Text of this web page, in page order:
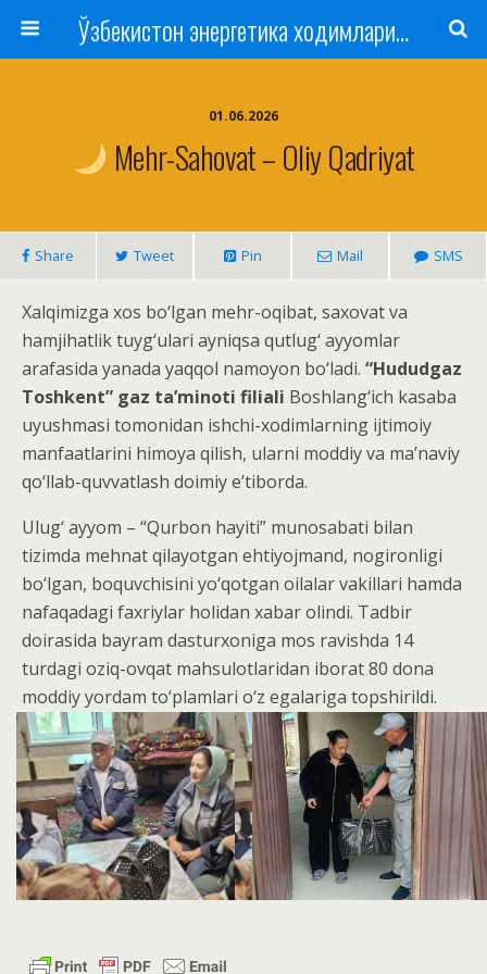
Ўзбекистон энергетика ходимлари касаба уюшмаси
01.06.2026
Mehr-Sahovat – Oliy Qadriyat
Share Tweet Pin Mail SMS
Xalqimizga xos bo‘lgan mehr-oqibat, saxovat va
hamjihatlik tuyg‘ulari ayniqsa qutlug‘ ayyomlar
arafasida yanada yaqqol namoyon bo‘ladi. “Hududgaz
Toshkent” gaz ta’minoti filiali Boshlang‘ich kasaba
uyushmasi tomonidan ishchi-xodimlarning ijtimoiy
manfaatlarini himoya qilish, ularni moddiy va ma’naviy
qo‘llab-quvvatlash doimiy e’tiborda.
​Ulug‘ ayyom – “Qurbon hayiti” munosabati bilan
tizimda mehnat qilayotgan ehtiyojmand, nogironligi
bo‘lgan, boquvchisini yo‘qotgan oilalar vakillari hamda
nafaqadagi faxriylar holidan xabar olindi. Tadbir
doirasida bayram dasturxoniga mos ravishda 14
turdagi oziq-ovqat mahsulotlaridan iborat 80 dona
moddiy yordam to‘plamlari o‘z egalariga topshirildi.